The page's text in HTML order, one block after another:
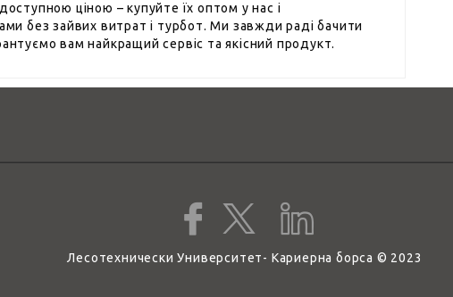
ціною – купуйте їх оптом у нас і
без зайвих витрат і турбот. Ми завжди раді бачити
вам найкращий сервіс та якісний продукт.
Лесотехнически Университет- Кариерна борса © 2023